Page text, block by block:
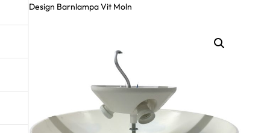
Design Barnlampa Vit Moln